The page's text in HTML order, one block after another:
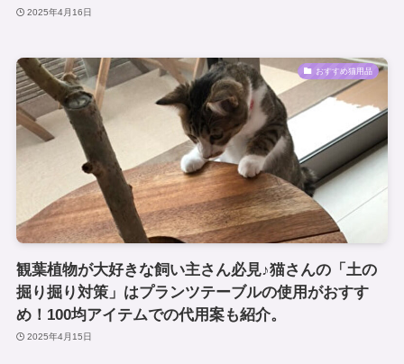
2025年4月16日
おすすめ猫用品
観葉植物が大好きな飼い主さん必見♪猫さんの「土の
掘り掘り対策」はプランツテーブルの使用がおすす
め！100均アイテムでの代用案も紹介。
2025年4月15日